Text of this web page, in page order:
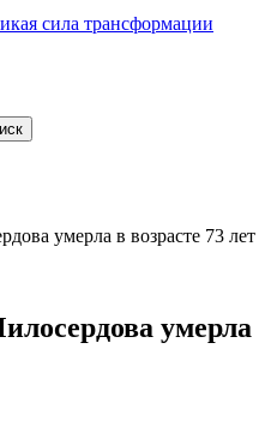
сила трансформации
умерла в возрасте 73 лет
умерла